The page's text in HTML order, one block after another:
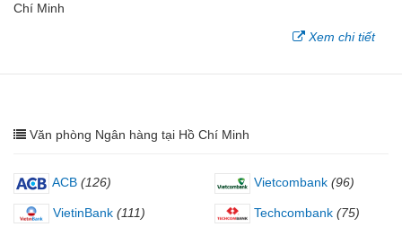
Chí Minh
Xem chi tiết
Văn phòng Ngân hàng tại Hồ Chí Minh
ACB (126) Vietcombank (96)
VietinBank (111) Techcombank (75)